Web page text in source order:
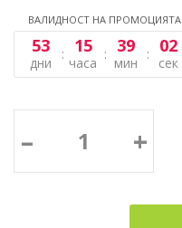
ВАЛИДНОСТ НА ПРОМОЦИЯТА
53
дни
15
часа
39
мин
02
сек
– +